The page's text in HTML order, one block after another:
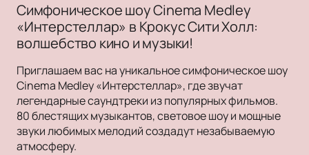
Симфоническое шоу Cinema Medley
«Интерстеллар» в Крокус Сити Холл:
волшебство кино и музыки!
Приглашаем вас на уникальное симфоническое шоу
Cinema Medley «Интерстеллар», где звучат
легендарные саундтреки из популярных фильмов.
80 блестящих музыкантов, световое шоу и мощные
звуки любимых мелодий создадут незабываемую
атмосферу.